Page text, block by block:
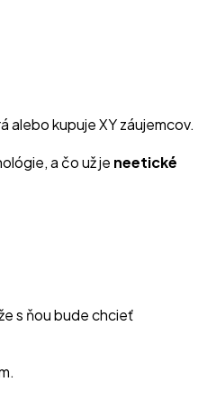
alebo kupuje XY záujemcov.
a čo už je neetické
s ňou bude chcieť